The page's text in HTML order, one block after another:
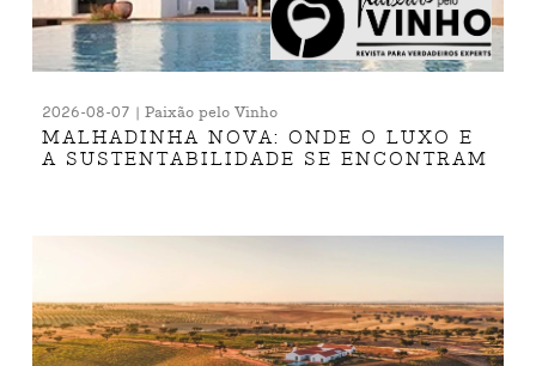
2026-08-07 | Paixão pelo Vinho
MALHADINHA NOVA: ONDE O LUXO E
A SUSTENTABILIDADE SE ENCONTRAM